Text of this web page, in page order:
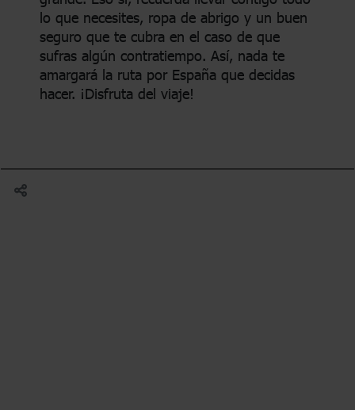
lo que necesites, ropa de abrigo y un buen
seguro que te cubra en el caso de que
sufras algún contratiempo. Así, nada te
amargará la ruta por España que decidas
hacer. ¡Disfruta del viaje!